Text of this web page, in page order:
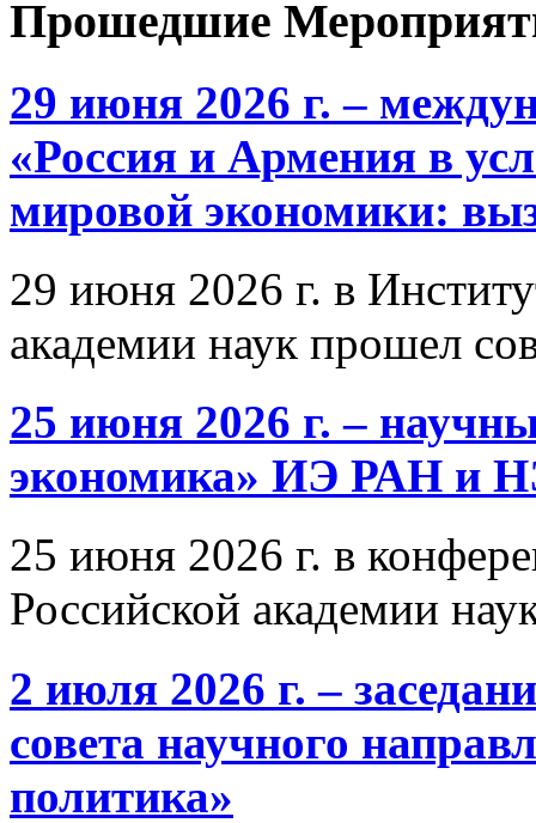
Прошедшие
29 июня 2026 г. –
«Россия и Армения в
мировой экономики:
29 июня 2026 г. в
академии наук прошел
25 июня 2026 г. –
экономика» ИЭ РАН и
25 июня 2026 г. в
Российской академии
2 июля 2026 г. –
совета научного
политика»